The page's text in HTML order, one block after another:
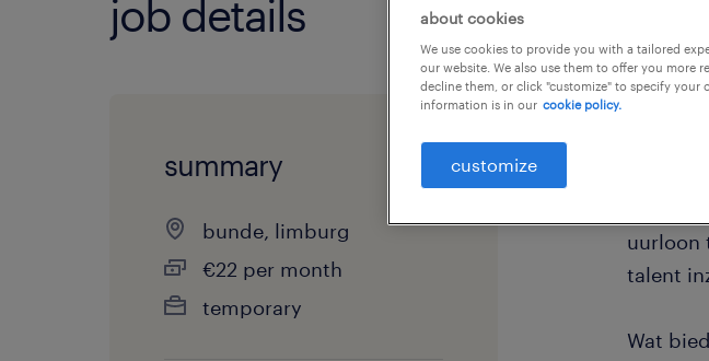
job details
summary
bunde, limburg
€22 per month
temporary
Ben jij
schets
tussen
uurloon
talent
Wat
about cookies
We use cookies to provide you with a tailored
our website. We also use them to offer you more
decline them, or click "customize" to specify your
information is in our cookie policy.
customize